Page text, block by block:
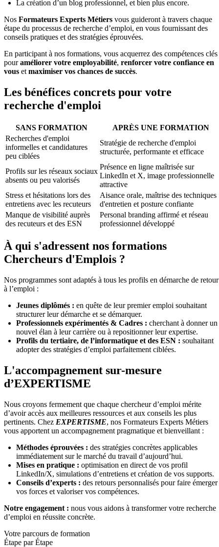
La création d’un blog professionnel, et bien plus encore.
Nos Formateurs Experts Métiers vous guideront à travers chaque
étape du processus de recherche d’emploi, en vous fournissant des
conseils pratiques et des stratégies éprouvées.
En participant à nos formations, vous acquerrez des compétences clés
pouraméliorer votre employabilité, renforcer votre confiance en
vous et maximiser vos chances de succès.
Les bénéfices concrets pour votre
recherche d'emploi
SANS FORMATION
APRÈS UNE FORMATION
Recherches d'emploi
informelles et candidatures
peu ciblées
Stratégie de recherche d'emploi
structurée, performante et efficace
Profils sur les réseaux sociaux
absents ou peu valorisés
Présence en ligne maîtrisée sur
LinkedIn et X, image professionnelle
attractive
Stress et hésitations lors des
entretiens avec les recuteurs
Aisance orale, maîtrise des techniques
d'entretien et posture confiante
Manque de visibilité auprès
des recuteurs et des ESN
Personal branding affirmé et réseau
professionnel développé
À qui s'adressent nos formations
Chercheurs d'Emplois ?
Nos programmes sont adaptés à tous les profils en démarche de retour
à l’emploi :
Jeunes diplômés : en quête de leur premier emploi souhaitant
structurer leur démarche et se démarquer.
Professionnels expérimentés & Cadres : cherchant à donner un
nouvel élan à leur carrière ou à repositionner leur expertise.
Profils du tertiaire, de l’informatique et des ESN : souhaitant
adopter des stratégies d’emploi parfaitement ciblées.
L'accompagnement sur-mesure
d’EXPERTISME
Nous croyons fermement que chaque chercheur d’emploi mérite
d’avoir accès aux meilleures ressources et aux conseils les plus
pertinents. Chez EXPERTISME, nos Formateurs Experts Métiers
vous apportent un accompagnement pragmatique et bienveillant :
Méthodes éprouvées : des stratégies concrètes applicables
immédiatement sur le marché du travail d’aujourd’hui.
Mises en pratique : optimisation en direct de vos profil
LinkedIn/X, simulations d’entretiens et création de vos supports.
Conseils d’experts : des retours personnalisés pour faire émerger
vos forces et valoriser vos compétences.
Notre engagement : nous vous aidons à transformer votre recherche
d’emploi en réussite concrète.
Votre parcours de formation
Étape par Étape